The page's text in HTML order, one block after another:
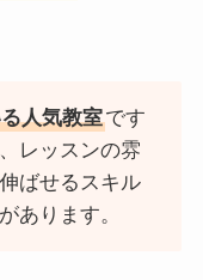
人気教室です
レッスンの雰
ばせるスキル
あります。